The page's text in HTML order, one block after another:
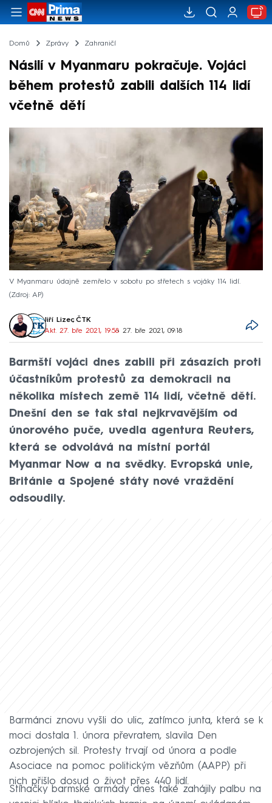
Domů Zprávy Zahraničí
Násilí v Myanmaru pokračuje. Vojáci
během protestů zabili dalších 114 lidí
včetně dětí
V Myanmaru údajně zemřelo v sobotu po střetech s vojáky 114 lidí.
Zdroj: AP
Jiří Lizec, ČTK
Akt. 27. bře 2021, 19:58• 27. bře 2021, 09:18
Barmští vojáci dnes zabili při zásazích proti
účastníkům protestů za demokracii na
několika místech země 114 lidí, včetně dětí.
Dnešní den se tak stal nejkrvavějším od
únorového puče, uvedla agentura Reuters,
která se odvolává na místní portál
Myanmar Now a na svědky. Evropská unie,
Británie a Spojené státy nové vraždění
odsoudily.
Barmánci znovu vyšli do ulic, zatímco junta, která se k
moci dostala 1. února převratem, slavila Den
ozbrojených sil. Protesty trvají od února a podle
Asociace na pomoc politickým vězňům (AAPP) při
nich přišlo dosud o život přes 440 lidí.
Stíhačky barmské armády dnes také zahájily palbu na